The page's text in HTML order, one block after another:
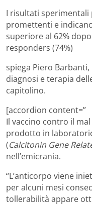
I risultati
promettenti e
superiore al 62%
responders (74%)
spiega Piero
diagnosi e terapia
capitolino.
[accordion content=”
Il vaccino contro il
prodotto in
(Calcitonin Gene
nell’emicrania.
“L’anticorpo viene
per alcuni mesi
tollerabilità appare